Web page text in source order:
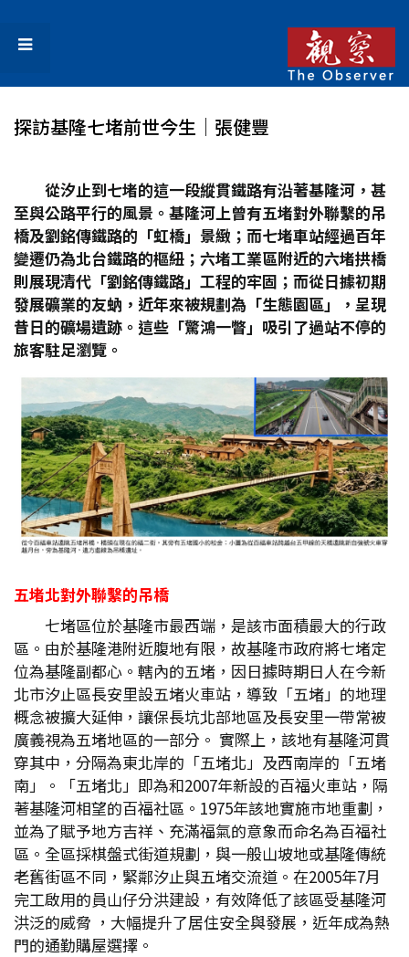
探訪基隆七堵前世今生│張健豐
從汐止到七堵的這一段縱貫鐵路有沿著基隆河，甚
至與公路平行的風景。基隆河上曾有五堵對外聯繫的吊
橋及劉銘傳鐵路的「虹橋」景緻；而七堵車站經過百年
變遷仍為北台鐵路的樞紐；六堵工業區附近的六堵拱橋
則展現清代「劉銘傳鐵路」工程的牢固；而從日據初期
發展礦業的友蚋，近年來被規劃為「生態園區」，呈現
昔日的礦場遺跡。這些「驚鴻一瞥」吸引了過站不停的
旅客駐足瀏覽。
五堵北對外聯繫的吊橋
七堵區位於基隆市最西端，是該市面積最大的行政
區。由於基隆港附近腹地有限，故基隆市政府將七堵定
位為基隆副都心。轄內的五堵，因日據時期日人在今新
北市汐止區長安里設五堵火車站，導致「五堵」的地理
概念被擴大延伸，讓保長坑北部地區及長安里一帶常被
廣義視為五堵地區的一部分。 實際上，該地有基隆河貫
穿其中，分隔為東北岸的「五堵北」及西南岸的「五堵
南」。「五堵北」即為和2007年新設的百福火車站，隔
著基隆河相望的百福社區。1975年該地實施市地重劃，
並為了賦予地方吉祥、充滿福氣的意象而命名為百福社
區。全區採棋盤式街道規劃，與一般山坡地或基隆傳統
老舊街區不同，緊鄰汐止與五堵交流道。在2005年7月
完工啟用的員山仔分洪建設，有效降低了該區受基隆河
洪泛的威脅 ，大幅提升了居住安全與發展，近年成為熱
門的通勤購屋選擇。